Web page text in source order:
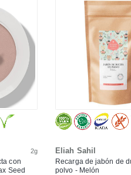
2g
con
Seed
Eliah Sahil
Recarga de jabón de
polvo - Melón